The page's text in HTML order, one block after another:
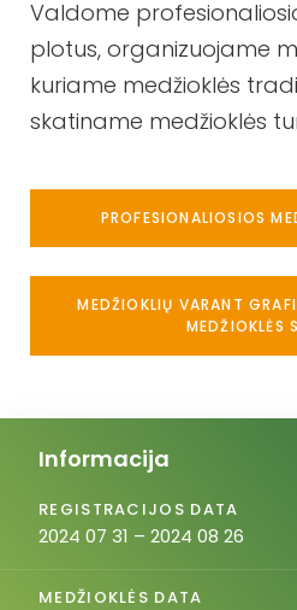
Valdome
plotus, organizuojame
kuriame medžioklės
skatiname medžioklės
PROFESIONALIOSIOS
MEDŽIOKLIŲ VARANT
MEDŽIOKLĖS
Informacija
REGISTRACIJOS DATA
2024 07 31 – 2024 08 26
MEDŽIOKLĖS DATA